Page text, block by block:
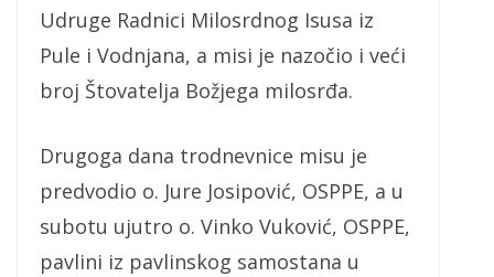
Udruge Radnici Milosrdnog Isusa iz
Pule i Vodnjana, a misi je nazočio i veći
broj Štovatelja Božjega milosrđa.
Drugoga dana trodnevnice misu je
predvodio o. Jure Josipović, OSPPE, a u
subotu ujutro o. Vinko Vuković, OSPPE,
pavlini iz pavlinskog samostana u